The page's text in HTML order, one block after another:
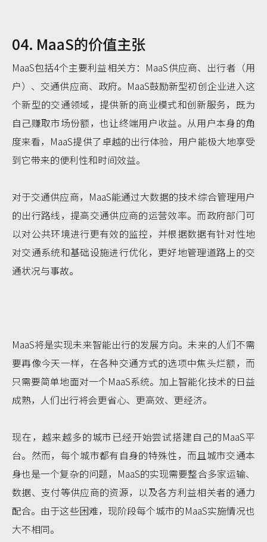
04. MaaS的价值主张
MaaS包括4个主要利益相关方：MaaS供应商、出行者（用
户）、交通供应商、政府。MaaS鼓励新型初创企业进入这
个新型的交通领域，提供新的商业模式和创新服务，既为
自己赚取市场份额，也让终端用户收益。从用户本身的角
度来看，MaaS提供了卓越的出行体验，用户能极大地享受
到它带来的便利性和时间效益。
对于交通供应商，MaaS能通过大数据的技术综合管理用户
的出行路线，提高交通供应商的运营效率。而政府部门可
以对公共环境进行更有效的监控，并根据数据有针对性地
对交通系统和基础设施进行优化，更好地管理道路上的交
通状况与事故。
MaaS将是实现未来智能出行的发展方向。未来的人们不需
要再像今天一样，在各种交通方式的选项中焦头烂额，而
只需要简单地面对一个MaaS系统。加上智能化技术的日益
成熟，人们出行将会更省心、更高效、更经济。
现在，越来越多的城市已经开始尝试搭建自己的MaaS平
台。然而，每个城市都有自身的特殊性，而且城市交通本
身也是一个复杂的问题，MaaS的实现需要整合多家运输、
数据、支付等供应商的资源，以及各方利益相关者的通力
配合。由于这些困难，现阶段每个城市的MaaS实施情况也
大不相同。